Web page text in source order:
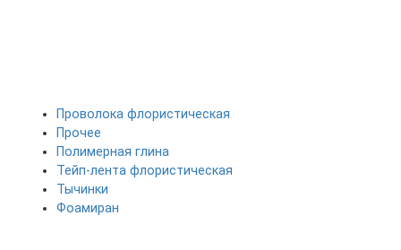
Проволока флористическая
Прочее
Полимерная глина
Тейп-лента флористическая
Тычинки
Фоамиран